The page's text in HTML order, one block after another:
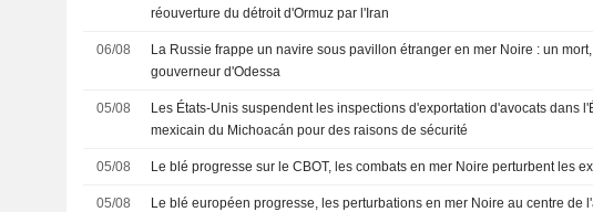
réouverture du détroit d'Ormuz par l'Iran
06/08
La Russie frappe un navire sous pavillon étranger en mer Noire : un
gouverneur d'Odessa
05/08
Les États-Unis suspendent les inspections d'exportation d'avocats dans
mexicain du Michoacán pour des raisons de sécurité
05/08 Le blé progresse sur le CBOT, les combats en mer Noire perturbent les
05/08 Le blé européen progresse, les perturbations en mer Noire au centre de